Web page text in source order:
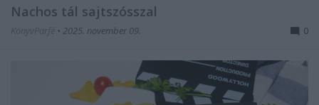
Nachos tál sajtszósszal
KönyvParfé • 2025. november 09. 0